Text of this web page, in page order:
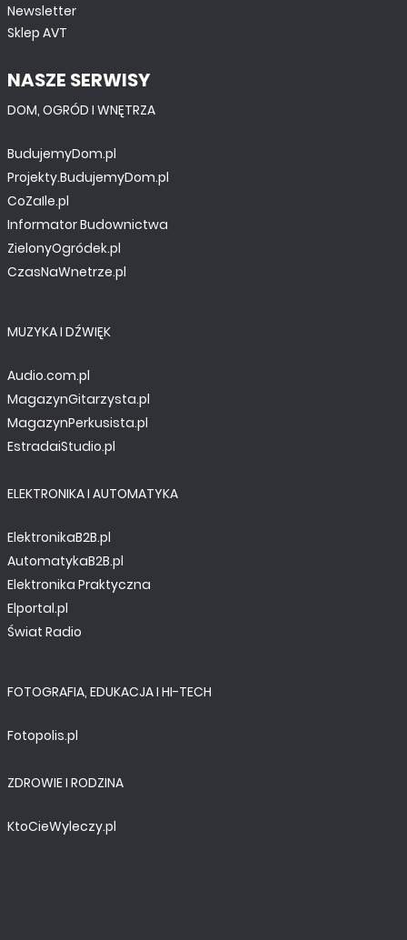
Newsletter
Sklep AVT
NASZE SERWISY
DOM, OGRÓD I WNĘTRZA
BudujemyDom.pl
Projekty.BudujemyDom.pl
CoZaIle.pl
Informator Budownictwa
ZielonyOgródek.pl
CzasNaWnetrze.pl
MUZYKA I DŹWIĘK
Audio.com.pl
MagazynGitarzysta.pl
MagazynPerkusista.pl
EstradaiStudio.pl
ELEKTRONIKA I AUTOMATYKA
ElektronikaB2B.pl
AutomatykaB2B.pl
Elektronika Praktyczna
Elportal.pl
Świat Radio
FOTOGRAFIA, EDUKACJA I HI-TECH
Fotopolis.pl
ZDROWIE I RODZINA
KtoCieWyleczy.pl